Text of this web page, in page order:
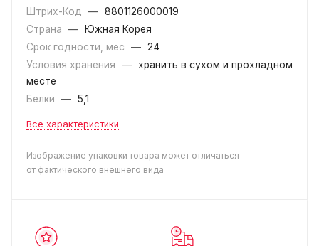
Штрих-Код
— 8801126000019
Страна
—
Южная Корея
Срок годности, мес
— 24
Условия хранения
— хранить в сухом и прохладном
месте
Белки
— 5,1
Все характеристики
Изображение упаковки товара может отличаться
от фактического внешнего вида